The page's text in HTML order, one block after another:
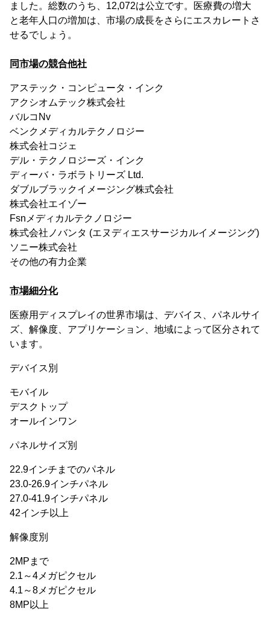
ました。総数のうち、12,072は公立です。医療費の増大
と老年人口の増加は、市場の成長をさらにエスカレートさ
せるでしょう。
同市場の競合他社
アステック・コンピュータ・インク
アクシオムテック株式会社
バルコNv
ベンクメディカルテクノロジー
株式会社コジェ
デル・テクノロジーズ・インク
ディーバ・ラボラトリーズ Ltd.
ダブルブラックイメージング株式会社
株式会社エイゾー
Fsnメディカルテクノロジー
株式会社ノバンタ (エヌディエスサージカルイメージング)
ソニー株式会社
その他の有力企業
市場細分化
医療用ディスプレイの世界市場は、デバイス、パネルサイ
ズ、解像度、アプリケーション、地域によって区分されて
います。
デバイス別
モバイル
デスクトップ
オールインワン
パネルサイズ別
22.9インチまでのパネル
23.0-26.9インチパネル
27.0-41.9インチパネル
42インチ以上
解像度別
2MPまで
2.1～4メガピクセル
4.1～8メガピクセル
8MP以上